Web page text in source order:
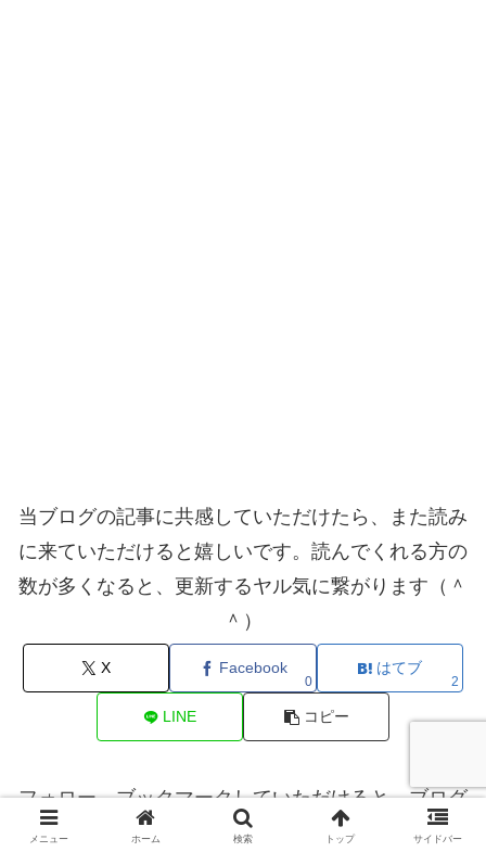
当ブログの記事に共感していただけたら、また読み
に来ていただけると嬉しいです。読んでくれる方の
数が多くなると、更新するヤル気に繋がります（＾
＾）
X Facebook
0
はてブ
2
LINE コピー
フォロー、ブックマークしていただけると、ブログ
更新を見逃しません
メニュー ホーム 検索 トップ サイドバー